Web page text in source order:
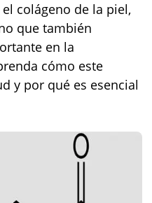
colágeno de la piel,
que también
en la
cómo este
y por qué es esencial